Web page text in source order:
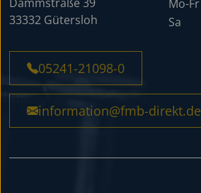
33332 Gütersloh
Mo-Fr
Sa
05241-21098-0
information@fmb-direkt.de